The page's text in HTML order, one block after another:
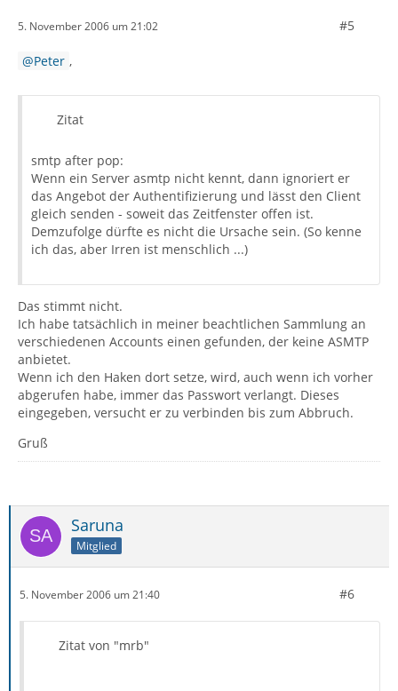
5. November 2006 um 21:02 #5
Peter ,
Zitat
smtp after pop:
Wenn ein Server asmtp nicht kennt, dann ignoriert er
das Angebot der Authentifizierung und lässt den Client
gleich senden - soweit das Zeitfenster offen ist.
Demzufolge dürfte es nicht die Ursache sein. (So kenne
ich das, aber Irren ist menschlich ...)
Das stimmt nicht.
Ich habe tatsächlich in meiner beachtlichen Sammlung an
verschiedenen Accounts einen gefunden, der keine ASMTP
anbietet.
Wenn ich den Haken dort setze, wird, auch wenn ich vorher
abgerufen habe, immer das Passwort verlangt. Dieses
eingegeben, versucht er zu verbinden bis zum Abbruch.
Gruß
Saruna
Mitglied
5. November 2006 um 21:40 #6
Zitat von "mrb"